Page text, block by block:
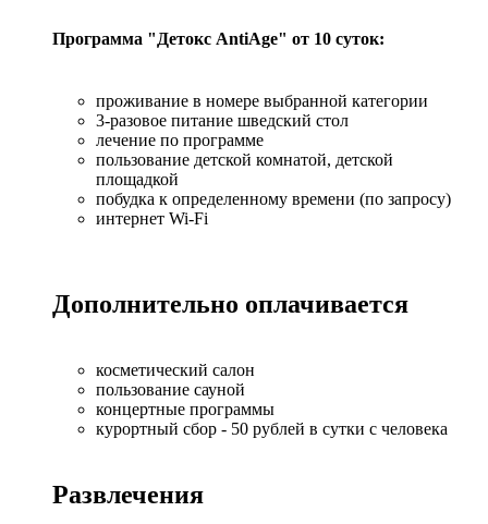
Программа "Детокс AntiAge" от 10 суток:
проживание в номере выбранной категории
3-разовое питание шведский стол
лечение по программе
пользование детской комнатой, детской
площадкой
побудка к определенному времени (по запросу)
интернет Wi-Fi
Дополнительно оплачивается
косметический салон
пользование сауной
концертные программы
курортный сбор - 50 рублей в сутки с человека
Развлечения